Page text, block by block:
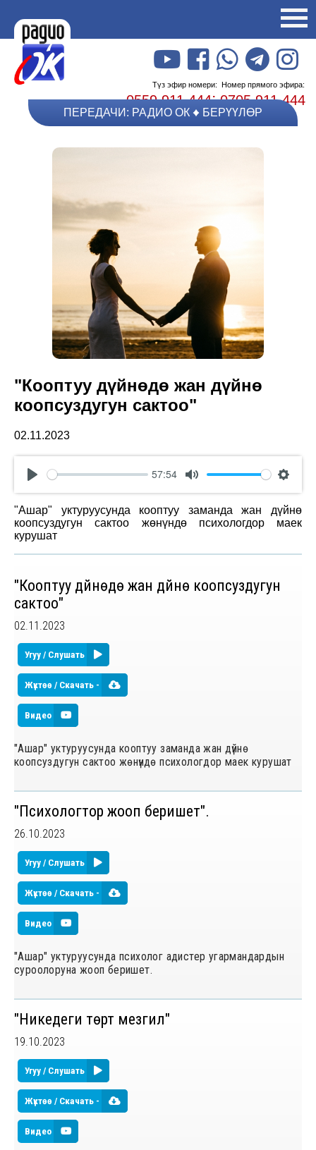
Түз эфир номери: Номер прямого эфира:
0559 911 444;0705 911 444
ПЕРЕДАЧИ: РАДИО ОК БЕРҮҮЛӨР
"Кооптуу дүйнөдө жан дүйнө
коопсуздугун сактоо"
02.11.2023
Play
57:54
Mute
"Ашар" уктуруусунда кооптуу заманда жан дүйнө
коопсуздугун сактоо жөнүндө психологдор маек
курушат
"Кооптуу дүйнөдө жан дүйнө коопсуздугун
сактоо"
02.11.2023
Угуу / Слушать
Жүктөө / Скачать -
Видео
"Ашар" уктуруусунда кооптуу заманда жан дүйнө
коопсуздугун сактоо жөнүндө психологдор маек курушат
"Психологтор жооп беришет".
26.10.2023
Угуу / Слушать
Жүктөө / Скачать -
Видео
"Ашар" уктуруусунда психолог адистер угармандардын
суроолоруна жооп беришет.
"Никедеги төрт мезгил"
19.10.2023
Угуу / Слушать
Жүктөө / Скачать -
Видео